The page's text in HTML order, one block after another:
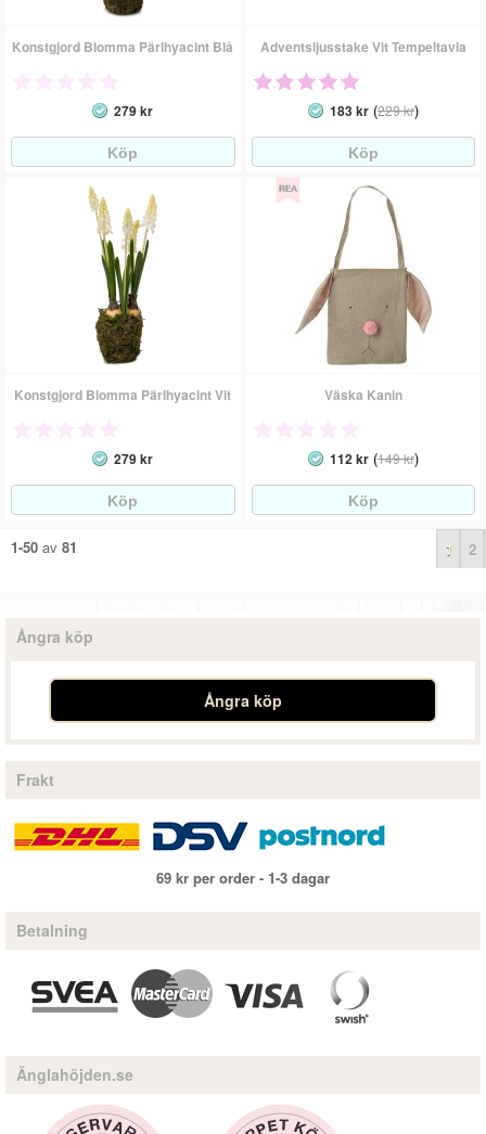
Konstgjord Blomma Pärlhyacint Blå
279 kr
Adventsljusstake Vit Tempeltavla
183 kr(229 kr)
Konstgjord Blomma Pärlhyacint Vit
279 kr
Väska Kanin
112 kr(149 kr)
1-50 av 81 1 2
Ångra köp
Ångra köp
Frakt
69 kr per order - 1-3 dagar
Betalning
Änglahöjden.se